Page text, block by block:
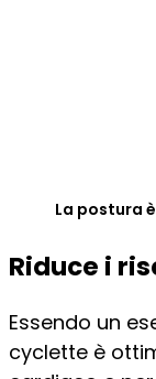
La postura
Riduce i
Essendo un
cyclette è